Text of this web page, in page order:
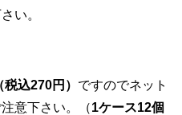
い。
込270円） ですのでネット
意下さい。（1ケース12個